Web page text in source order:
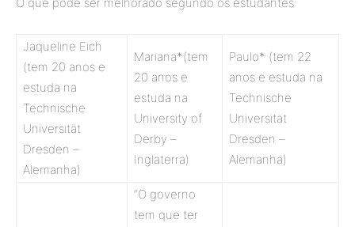
Jaqueline Eich
(tem 20 anos e
estuda na
Technische
Universität
Dresden –
Alemanha)
Mariana*(tem
20 anos e
estuda na
University of
Derby –
Inglaterra)
Paulo* (tem 22
anos e estuda na
Technische
Universität
Dresden –
Alemanha)
“O governo
tem que ter